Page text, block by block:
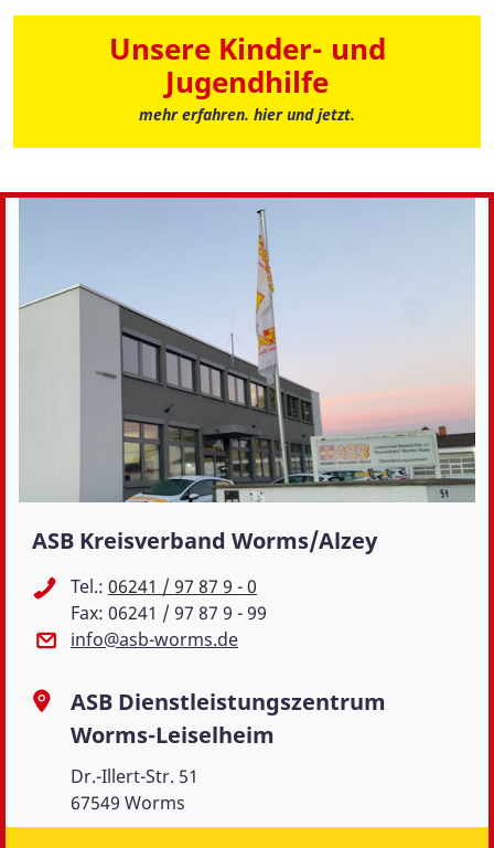
Unsere Kinder- und
Jugendhilfe
mehr erfahren. hier und jetzt.
ASB Kreisverband Worms/Alzey
Tel.: 06241 / 97 87 9 - 0
Fax: 06241 / 97 87 9 - 99
info@asb-worms.de
ASB Dienstleistungszentrum
Worms-Leiselheim
Dr.-Illert-Str. 51
67549 Worms